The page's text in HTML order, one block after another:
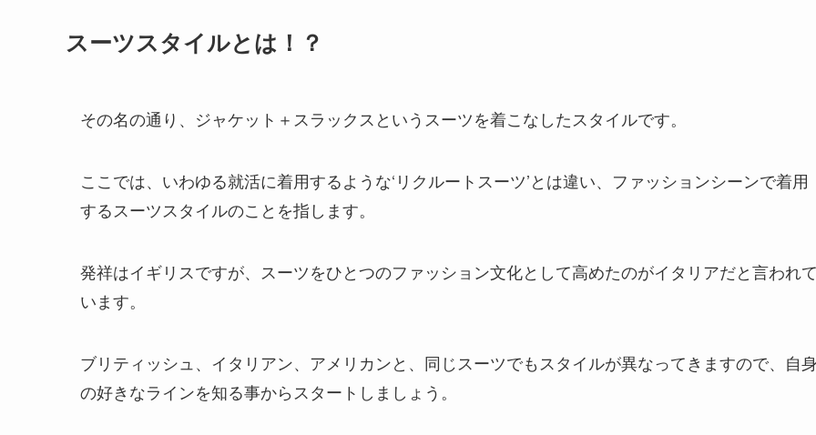
スーツスタイルとは！？
その名の通り、 ジャケット＋スラックス というスーツを着こなしたスタイルです。
ここでは、 いわゆる就活に着用するような‘リクルートスーツ’とは違い、ファッションシーンで着用
するスーツスタイルのことを指します。
発祥はイギリスですが、スーツをひとつのファッション文化として高めたのがイタリアだと言われ
います。
ブリティッシュ、イタリアン、アメリカンと、同じスーツでもスタイルが異なってきますので、自
の好きなラインを知る事からスタートしましょう。